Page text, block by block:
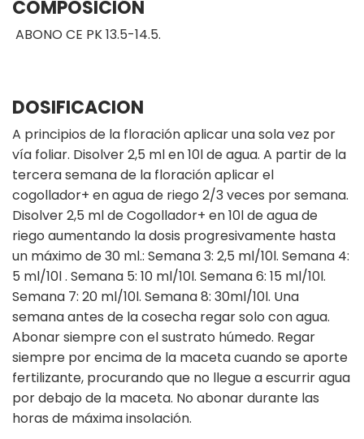
COMPOSICIÓN
ABONO CE PK 13.5-14.5.
DOSIFICACION
A principios de la floración aplicar una sola vez por
vía foliar. Disolver 2,5 ml en 10l de agua. A partir de la
tercera semana de la floración aplicar el
cogollador+ en agua de riego 2/3 veces por semana.
Disolver 2,5 ml de Cogollador+ en 10l de agua de
riego aumentando la dosis progresivamente hasta
un máximo de 30 ml.: Semana 3: 2,5 ml/10l. Semana 4:
5 ml/10l . Semana 5: 10 ml/10l. Semana 6: 15 ml/10l.
Semana 7: 20 ml/10l. Semana 8: 30ml/10l. Una
semana antes de la cosecha regar solo con agua.
Abonar siempre con el sustrato húmedo. Regar
siempre por encima de la maceta cuando se aporte
fertilizante, procurando que no llegue a escurrir agua
por debajo de la maceta. No abonar durante las
horas de máxima insolación.